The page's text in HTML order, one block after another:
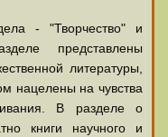
- "Творчество" и
представлены
литературы,
нацелены на чувства
В разделе о
книги научного и